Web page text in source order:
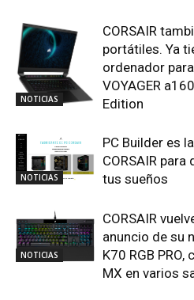
NOTICIAS
CORSAIR
portátiles. Ya
ordenador
VOYAGER
Edition
NOTICIAS
PC Builder es
CORSAIR
tus sueños
NOTICIAS
CORSAIR
anuncio de su
K70 RGB
MX en varios